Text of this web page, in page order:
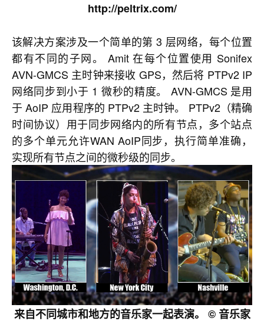
http://peltrix.com/
该解决方案涉及一个简单的第 3 层网络，每个位置
都有不同的子网。 Amit 在每个位置使用 Sonifex
AVN-GMCS 主时钟来接收 GPS，然后将 PTPv2 IP
网络同步到小于 1 微秒的精度。 AVN-GMCS 是用
于 AoIP 应用程序的 PTPv2 主时钟。 PTPv2（精确
时间协议）用于同步网络内的所有节点，多个站点
的多个单元允许WAN AoIP同步，执行简单准确，
实现所有节点之间的微秒级的同步。
来自不同城市和地方的音乐家一起表演。 © 音乐家